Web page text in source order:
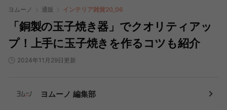
ヨムーノ 通販 インテリア雑貨20_06
「銅製の玉子焼き器」でクオリティアッ
プ！上手に玉子焼きを作るコツも紹介
2024年11月29日更新
ヨムーノ 編集部